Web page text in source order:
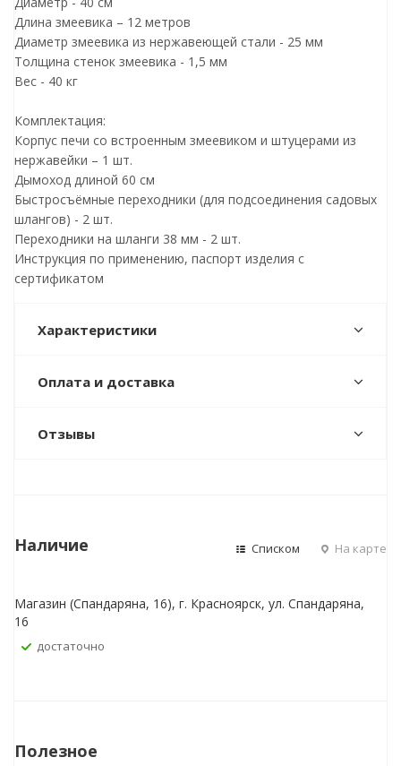
Длина змеевика – 12 метров
Диаметр змеевика из нержавеющей стали - 25 мм
Толщина стенок змеевика - 1,5 мм
Вес - 40 кг
Комплектация:
Корпус печи со встроенным змеевиком и штуцерами из
нержавейки – 1 шт.
Дымоход длиной 60 см
Быстросъёмные переходники (для подсоединения садовых
шлангов) - 2 шт.
Переходники на шланги 38 мм - 2 шт.
Инструкция по применению, паспорт изделия с
сертификатом
Характеристики
Оплата и доставка
Отзывы
Наличие Списком На карте
Магазин (Спандаряна, 16), г. Красноярск, ул. Спандаряна,
16
Достаточно
Полезное